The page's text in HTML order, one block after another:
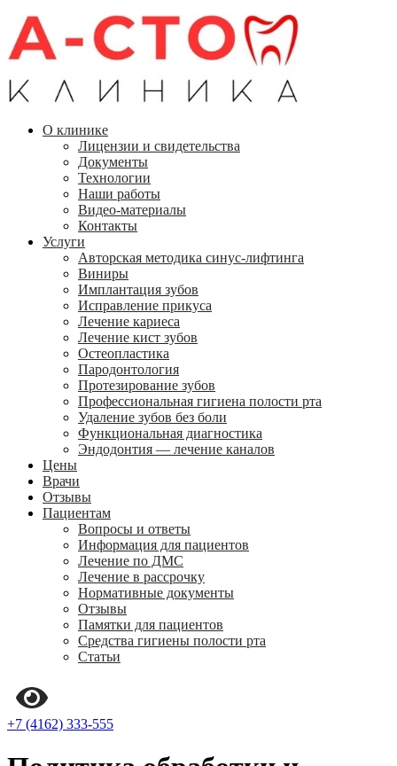
О клинике
Лицензии и свидетельства
Документы
Технологии
Наши работы
Видео-материалы
Контакты
Услуги
Авторская методика синус-лифтинга
Виниры
Имплантация зубов
Исправление прикуса
Лечение кариеса
Лечение кист зубов
Остеопластика
Пародонтология
Протезирование зубов
Профессиональная гигиена полости рта
Удаление зубов без боли
Функциональная диагностика
Эндодонтия — лечение каналов
Цены
Врачи
Отзывы
Пациентам
Вопросы и ответы
Информация для пациентов
Лечение по ДМС
Лечение в рассрочку
Нормативные документы
Отзывы
Памятки для пациентов
Средства гигиены полости рта
Статьи
+7 (4162) 333-555